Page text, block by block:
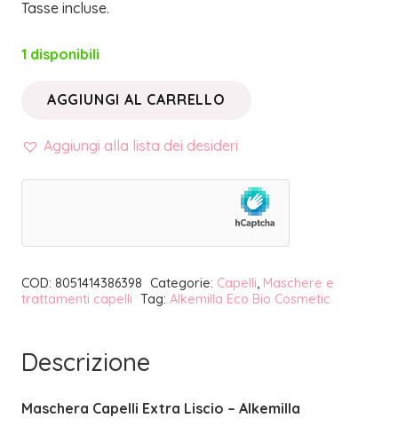
Tasse incluse.
1 disponibili
CAPELLI
LISCIO
|
AGGIUNGI AL CARRELLO
Aggiungi alla lista dei desideri
COD: 8051414386398 Categorie: Capelli, Maschere e
trattamenti capelli Tag: Alkemilla Eco Bio Cosmetic
Descrizione
Maschera Capelli Extra Liscio – Alkemilla